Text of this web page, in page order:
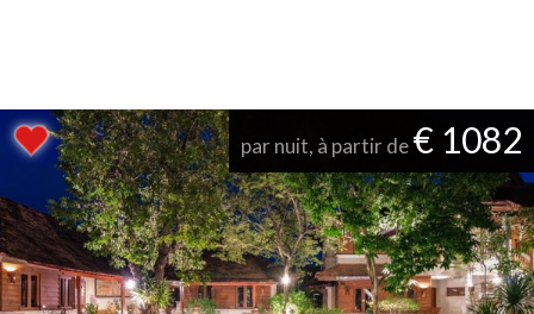
par nuit, à partir de€ 1082